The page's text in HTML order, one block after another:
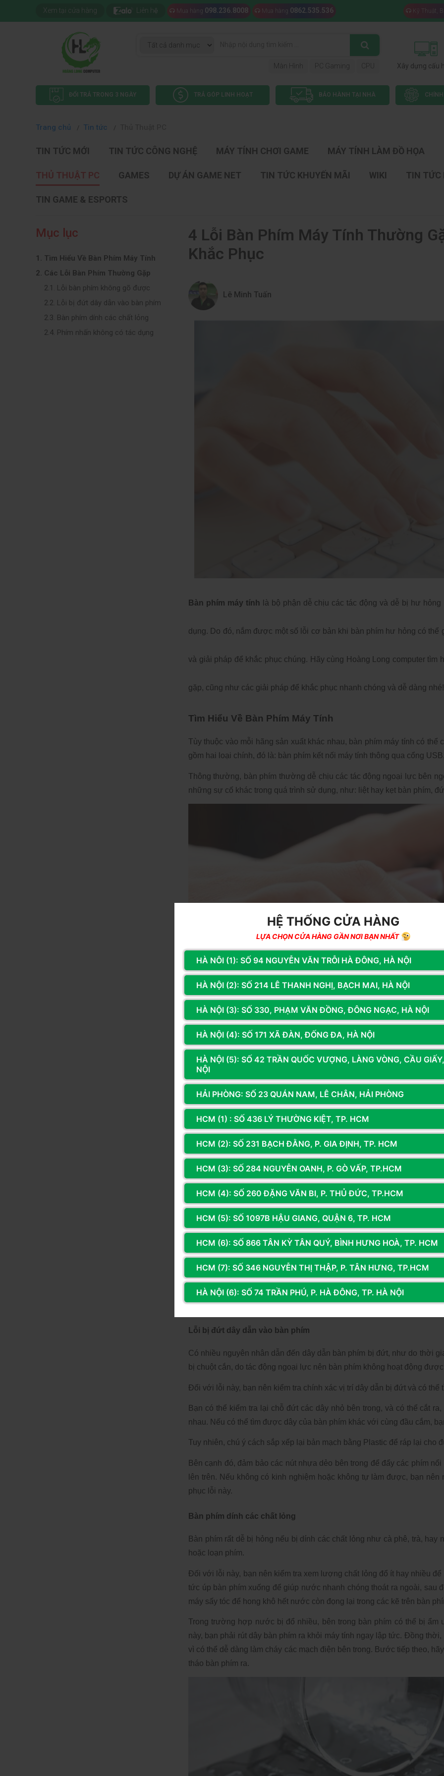
Xem tại cửa hàng Liên hệ Mua hàng 098.236.8008 Mua hàng 0862.535.536 Kỹ Thuật,
Màn Hình PC Gaming CPU Xây dựng cấu
ĐỔI TRẢ TRONG 3 NGÀY TRẢ GÓP LINH HOẠT BẢO HÀNH TẠI NHÀ
Trang chủ Tin tức
TIN TỨC MỚI TIN TỨC CÔNG NGHỆ MÁY TÍNH CHƠI GAME MÁY TÍNH LÀM ĐỒ HỌA
THỦ THUẬT PC GAMES DỰ ÁN GAME NET TIN TỨC KHUYẾN MÃI WIKI TIN TỨC
TIN GAME & ESPORTS
Mục lục
Tìm Hiểu Về Bàn Phím Máy Tính
Các Lỗi Bàn Phím Thường Gặp
Lỗi bàn phím không gõ được
Lỗi bị đứt dây dẫn vào bàn phím
Bàn phím dính các chất lỏng
Phím nhấn không có tác dụng
4 Lỗi Bàn Phím Máy Tính Thường
Khắc Phục
Lê Minh Tuấn
Bàn phím máy tính là bộ phận dễ chịu các tác động và dễ bị hư
dụng. Do đó, nắm được một số lỗi cơ bản khi bàn phím hư hỏng có
và giải pháp để khắc phục chúng. Hãy cùng Hoàng Long computer
gặp, cũng như các giải pháp để khắc phục nhanh chóng và dễ dàng nhé!
Tìm Hiểu Về Bàn Phím Máy Tính
Tùy thuộc vào mỗi hãng sản xuất khác nhau, bàn phím máy tính có
gồm hai loại chính, đó là: bàn phím kết nối máy tính thông qua cổng
Thông thường, bàn phím thường dễ chịu các tác động ngoại lực bên
những sự cố khác trong quá trình sử dụng, như: liệt hay kẹt bàn phím,
Các Lỗi Bàn Phím Thường Gặp
Lỗi bàn phím không gõ được
Đây là một trong những lỗi phổ biến bạn có thể gặp trong quá trình sử
Nếu bạn thấy bàn phím máy tính của bạn không gõ được, hãy kiểm
từ đó có thể dễ dàng tìm ra giải pháp khắc phục.
Đầu tiên, bạn có thể xem mình đã bật Numlock chưa bằng cách kiểm
rằng phím “NumLock” bật đèn xanh để có thể tiếp tục gõ chữ trên bàn
Bên cạnh đó, bạn cũng cần kiểm tra cổng kết nối của bàn phím xem
bàn phím rời, bạn có thể sẽ cần sử dụng bluetooth hoặc dây để kết
máy tính của bạn sẽ có thể hỗ trợ khắc phục lỗi này.
Thêm vào đó, những lỗi khác cũng có thể khiến bàn phím không gõ
các khe máy của bàn phím hoặc có vật cản. Để khắc phục tình trạng
phím hoặc bạn có thể mang đến bảo dưỡng tại các cửa hàng.
Lỗi bị đứt dây dẫn vào bàn phím
Có nhiều nguyên nhân dẫn đến dây dẫn bàn phím bị đứt, như do thời
bị chuột cắn, do tác động ngoại lực nên bàn phím không hoạt động
Đối với lỗi này, bạn nên kiểm tra chính xác vị trí dây dẫn bị đứt và có thể
Bạn có thể kiểm tra lại chỗ đứt các dây nhỏ bên trong, và có thể cắt
nhau. Nếu có thể tìm được dây của bàn phím khác với cùng đầu cắm,
Tuy nhiên, chú ý cách sắp xếp lại bản mạch bằng Plastic để ráp lại cho
Bên cạnh đó, đảm bảo các nút nhựa dẻo bên trong để đẩy các phím
lên trên. Nếu không có kinh nghiệm hoặc không tự làm được, bạn
phục lỗi này.
Bàn phím dính các chất lỏng
Bàn phím rất dễ bị hỏng nếu bị dính các chất lỏng như cà phê, trà,
hoặc loạn phím.
Đối với lỗi này, bạn nên kiểm tra xem lượng chất lỏng đổ ít hay nhiều
tức úp bàn phím xuống để giúp nước nhanh chóng thoát ra ngoài, sau
máy sấy tóc để hong khô hết nước còn đọng lại trong các kẽ trên bàn
Trong trường hợp nước bị đổ nhiều, bên trong bàn phím có thể bị
này, bạn phải rút dây bàn phím ra khỏi máy tính ngay lập tức. Đồng
vì có thể dễ dàng làm cháy các mạch điện bên trong. Bước tiếp theo,
tháo bàn phím ra.
HỆ THỐNG CỬA HÀNG
LỰA CHỌN CỬA HÀNG GẦN NƠI BẠN NHẤT
HÀ NÔI (1): SỐ 94 NGUYỄN VĂN TRỖI HÀ ĐÔNG, HÀ NỘI
HÀ NỘI (2): SỐ 214 LÊ THANH NGHỊ, BẠCH MAI, HÀ NỘI
HÀ NỘI (3): SỐ 330, PHẠM VĂN ĐỒNG, ĐÔNG NGẠC, HÀ NỘI
HÀ NỘI (4): SỐ 171 XÃ ĐÀN, ĐỐNG ĐA, HÀ NỘI
HÀ NỘI (5): SỐ 42 TRẦN QUỐC VƯỢNG, LÀNG VÒNG, CẦU
NỘI
HẢI PHÒNG: SỐ 23 QUÁN NAM, LÊ CHÂN, HẢI PHÒNG
HCM (1) : SỐ 436 LÝ THƯỜNG KIỆT, TP. HCM
HCM (2): SỐ 231 BẠCH ĐẰNG, P. GIA ĐỊNH, TP. HCM
HCM (3): SỐ 284 NGUYỄN OANH, P. GÒ VẤP, TP.HCM
HCM (4): SỐ 260 ĐẶNG VĂN BI, P. THỦ ĐỨC, TP.HCM
HCM (5): SỐ 1097B HẬU GIANG, QUẬN 6, TP. HCM
HCM (6): SỐ 866 TÂN KỲ TÂN QUÝ, BÌNH HƯNG HOÀ, TP. HCM
HCM (7): SỐ 346 NGUYỄN THỊ THẬP, P. TÂN HƯNG, TP.HCM
HÀ NỘI (6): SỐ 74 TRẦN PHÚ, P. HÀ ĐÔNG, TP. HÀ NỘI